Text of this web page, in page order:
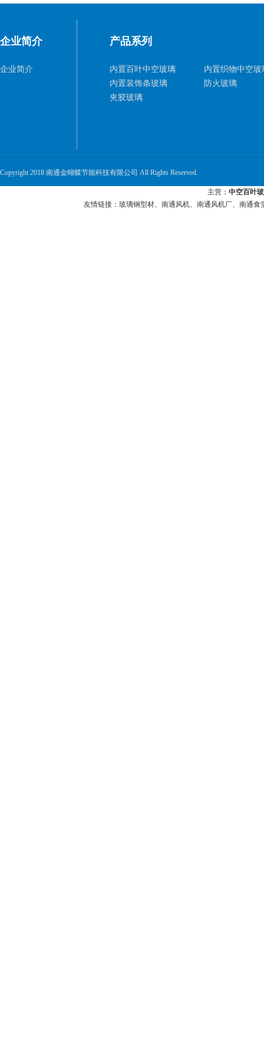
企业简介
企业简介
产品系列
内置百叶中空玻璃
内置织物中空玻
内置装饰条玻璃
防火玻璃
夹胶玻璃
Copyright 2018 南通金蝴蝶节能科技有限公司 All Rights Reserved.
主营： 中空百叶
友情链接： 玻璃钢型材、 南通风机、 南通风机厂、 南通食